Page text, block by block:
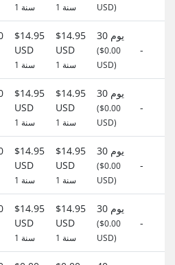
1 سنة 1 سنة
USD)
$14.95
USD
1 سنة
$14.95
USD
1 سنة
30 يوم
($0.00
USD)
-
$14.95
USD
1 سنة
$14.95
USD
1 سنة
30 يوم
($0.00
USD)
-
$14.95
USD
1 سنة
$14.95
USD
1 سنة
30 يوم
($0.00
USD)
-
$14.95
USD
1 سنة
$14.95
USD
1 سنة
30 يوم
($0.00
USD)
-